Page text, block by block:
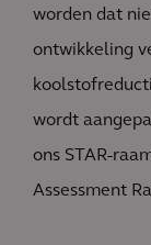
worden dat
ontwikkeling
wordt
ons STAR-
Assessment